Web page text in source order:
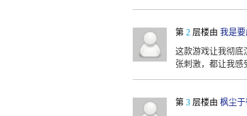
第 2 层楼由 我是
这款游戏让我彻底
张刺激，都让我感
第 3 层楼由 枫尘